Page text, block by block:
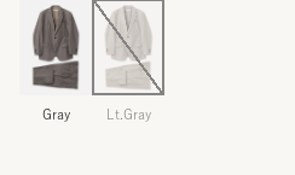
Gray Lt.Gray